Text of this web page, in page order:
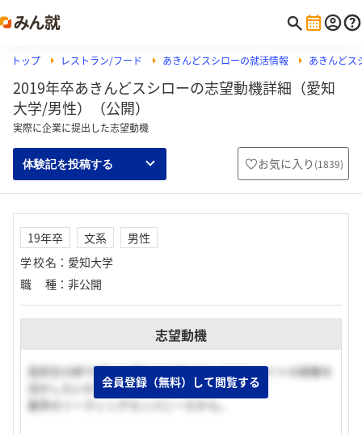
トップ レストラン/フード あきんどスシローの就活情報 あきんどス
2019年卒あきんどスシローの志望動機詳細（愛知
大学/男性）（公開）
実際に企業に提出した志望動機
体験記を投稿する お気に入り (1839)
19年卒 文系
男性
学校名 ： 愛知大学
職種 ： 非公開
志望動機
高校生の終り頃から現在まで続けているアルバイトの経験を
活かしたいから。
業界のリーディングカンパニーだから。
会員登録（無料）して閲覧する